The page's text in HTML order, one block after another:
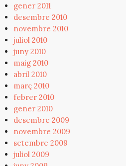
gener 2011
desembre 2010
novembre 2010
juliol 2010
juny 2010
maig 2010
abril 2010
març 2010
febrer 2010
gener 2010
desembre 2009
novembre 2009
setembre 2009
juliol 2009